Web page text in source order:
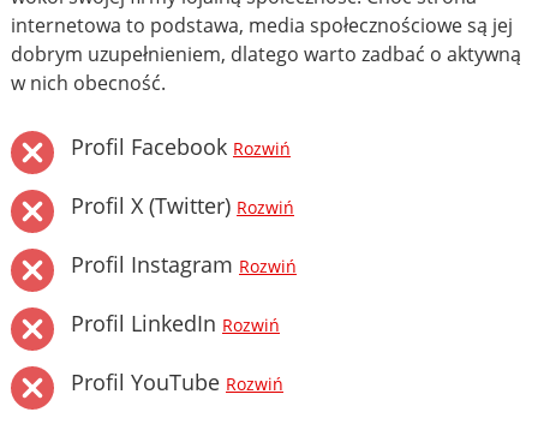
internetowa to podstawa, media społecznościowe są jej
dobrym uzupełnieniem, dlatego warto zadbać o aktywną
w nich obecność.
Profil Facebook Rozwiń
Profil X (Twitter) Rozwiń
Profil Instagram Rozwiń
Profil LinkedIn Rozwiń
Profil YouTube Rozwiń